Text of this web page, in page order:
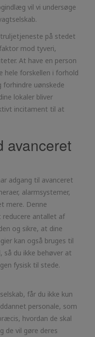
vil vi undersøge
på stedet
mod tyveri,
At have en person
hele forskellen i forhold
uønskede
lokaler bliver
incitament til at
avanceret
adgang til avanceret
alarmsystemer,
mere. Denne
reducere antallet af
og sikre, at dine
kan også bruges til
du ikke behøver at
fysisk til stede.
får du ikke kun
personale, som
hvordan de skal
de vil gøre deres